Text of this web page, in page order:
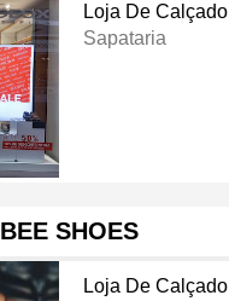
Loja De Calçado
Sapataria
BEE SHOES
Loja De Calçado